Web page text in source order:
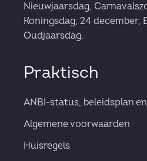
Nieuwjaarsdag,
Koningsdag, 24 december,
Oudjaarsdag.
Praktisch
ANBI-status, beleidsplan
Algemene voorwaarden
Huisregels